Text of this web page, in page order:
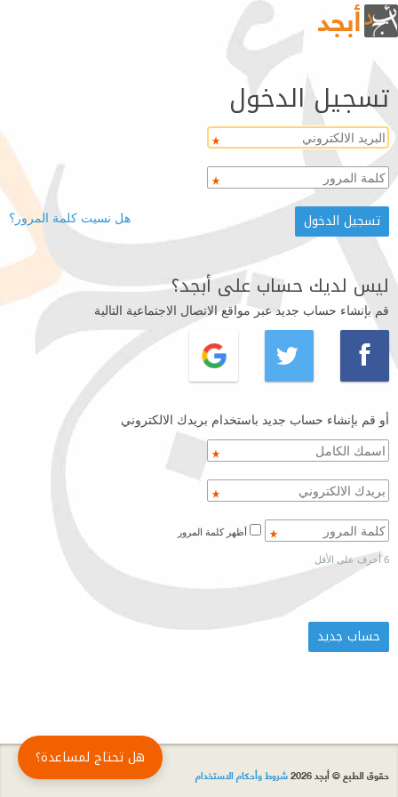
تسجيل الدخول
هل نسيت كلمة المرور؟
ليس لديك حساب على أبجد؟
قم بإنشاء حساب جديد عبر مواقع الاتصال الاجتماعية التالية
أو قم بإنشاء حساب جديد باستخدام بريدك الالكتروني
6 أحرف على الأقل
حقوق الطبع © أبجد 2026 شروط وأحكام الاستخدام
هل تحتاج لمساعدة؟